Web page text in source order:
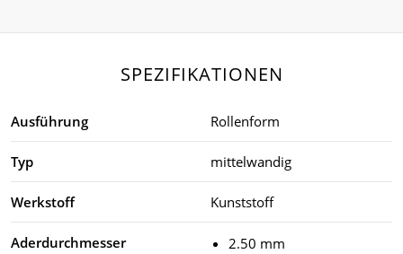
SPEZIFIKATIONEN
Ausführung Rollenform
Typ mittelwandig
Werkstoff Kunststoff
Aderdurchmesser
2.50 mm